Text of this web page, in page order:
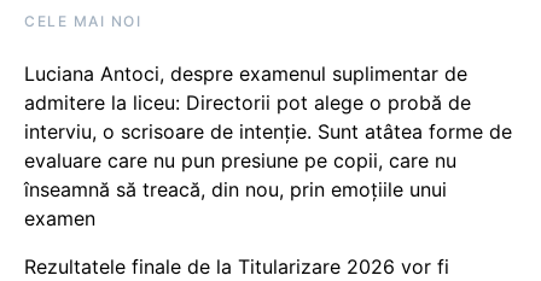
CELE MAI NOI
Luciana Antoci, despre examenul suplimentar de
admitere la liceu: Directorii pot alege o probă de
interviu, o scrisoare de intenție. Sunt atâtea forme de
evaluare care nu pun presiune pe copii, care nu
înseamnă să treacă, din nou, prin emoțiile unui
examen
Rezultatele finale de la Titularizare 2026 vor fi